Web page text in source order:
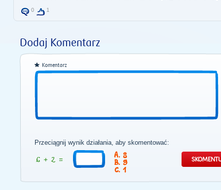
0 1
Dodaj Komentarz
Komentarz
Przeciągnij wynik działania, aby skomentować:
8
9
1